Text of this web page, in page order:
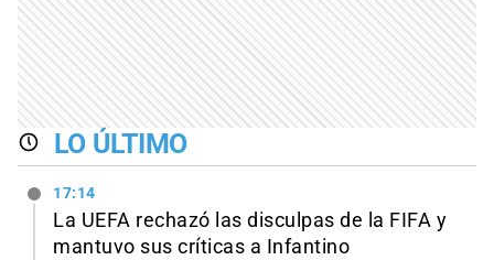
LO ÚLTIMO
17:14
La UEFA rechazó las disculpas de la FIFA y
mantuvo sus críticas a Infantino